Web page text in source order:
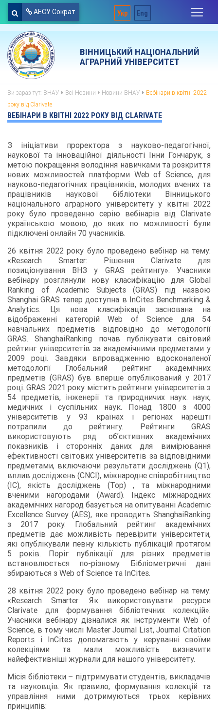
АЕСУ Сократ Укр Eng
ВІННИЦЬКИЙ НАЦІОНАЛЬНИЙ
АГРАРНИЙ УНІВЕРСИТЕТ
Ви зараз тут: ВНАУ Всі Новини Новини ВНАУ
Вебінари в квітні 2022
року від Clarivate
ВЕБІНАРИ В КВІТНІ 2022 РОКУ ВІД CLARIVATE
З ініціативи проректора з науково-педагогічної,
наукової та інноваційної діяльності Інни Гончарук, з
метою покращення володіння навичками та розкриття
нових можливостей платформи Web of Science, для
науково-педагогічних працівників, молодих вчених та
працівників наукової бібліотеки Вінницького
національного аграрного університету у квітні 2022
року було проведенно серію вебінарів від Clarivate
українською мовою, до яких по можливості були
підключені онлайн 70 учасників.
26 квітня 2022 року було проведено вебінар на тему:
«Research Smarter: Рішення Clarivate для
позиціонування ВНЗ у GRAS рейтингу». Учасники
вебінару розглянули нову класифікацію для Global
Ranking of Academic Subjects (GRAS) під назвою
Shanghai GRAS тепер доступна в InCites Benchmarking &
Analytics. Ця нова класифікація заснована на
відображенні категорій Web of Science для 54
навчальних предметів відповідно до методології
GRAS. ShanghaiRanking почав публікувати світовий
рейтинг університетів за академічними предметами у
2009 році. Завдяки впровадженню вдосконаленої
методології Глобальний рейтинг академічних
предметів (GRAS) був вперше опублікований у 2017
році. GRAS 2021 року містить рейтинги університетів з
54 предметів, інженерії та природничих наук. наук,
медичних і суспільних наук. Понад 1800 з 4000
університетів у 93 країнах і регіонах нарешті
потрапили до рейтингу. Рейтинги GRAS
використовують ряд об’єктивних академічних
показників і сторонніх даних для вимірювання
ефективності світових університетів за відповідними
предметами, включаючи результати досліджень (Q1),
вплив досліджень (CNCI), міжнародне співробітництво
(IC), якість досліджень (Top) , та міжнародними
вченими нагородами (Award). Індекс міжнародних
академічних нагород базується на опитуванні Academic
Excellence Survey (AES), яке проводить ShanghaiRanking
з 2017 року. Глобальний рейтинг академічних
предметів дає можливість перевірити університети,
які опублікували певну кількість публікацій протягом
5 років. Поріг публікації для різних предметів
встановлюється по-різному. Бібліометричні дані
збираються з Web of Science та InCites.
28 квітня 2022 року було проведено вебінар на тему:
«Research Smarter: Як використовувати ресурси
Clarivate для формування бібліотечних колекцій».
Учасники вебінару дізналися як інструменти Web of
Science, в тому числі Master Journal List, Journal Citation
Reports і InCites допомагають у керуванні своїми
колекціями та мали можливість визначити
найефективніші журнали для нашого університету.
Місія бібліотеки – підтримувати студентів, викладачів
та науковців. Як правило, формування колекцій та
управління ними дотримуються трьох керівних
принципів: